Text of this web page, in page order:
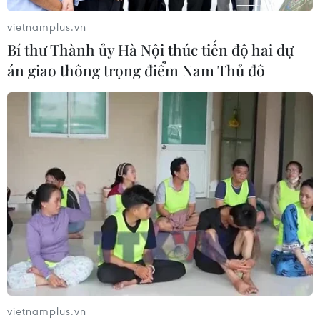
CƠ QUAN CHỦ QUẢN: THÔNG TẤN XÃ VIỆT NAM
Tổng Biên tập: TRẦN TIẾN DUẨN
Phó Tổng Biên tập: NGUYỄN THỊ TÁM, KHÚC THANH
Sở hữu trí tuệ
Quy định sử dụng
RSS
Hỗ trợ
Ngôn ngữ
TTXVN
Dịch vụ tin
Quảng cáo
Liên hệ
vietnamplus.vn
Bí thư Thành ủy Hà Nội thúc tiến độ hai dự
án giao thông trọng điểm Nam Thủ đô
vietnamplus.vn